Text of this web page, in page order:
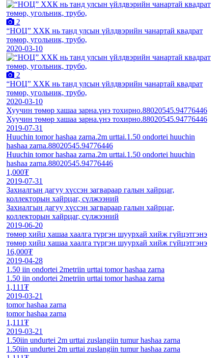
2
“НОЦ” ХХК нь танд улсын үйлдвэрийн чанартай квадрат
төмөр, угольник, трубо,
2020-03-10
2
“НОЦ” ХХК нь танд улсын үйлдвэрийн чанартай квадрат
төмөр, угольник, трубо,
2020-03-10
Хуучин төмөр хашаа зарна.үнэ тохирно.88020545.94776446
Хуучин төмөр хашаа зарна.үнэ тохирно.88020545.94776446
2019-07-31
Huuchin tomor hashaa zarna.2m urttai.1.50 ondortei huuchin
hashaa zarna.88020545.94776446
Huuchin tomor hashaa zarna.2m urttai.1.50 ondortei huuchin
hashaa zarna.88020545.94776446
1,000₮
2019-07-31
Захиалгын дагуу хүссэн загвараар галын хайрцаг,
коллекторын хайрцаг, сүлжээний
Захиалгын дагуу хүссэн загвараар галын хайрцаг,
коллекторын хайрцаг, сүлжээний
2019-06-20
төмөр хийц хашаа хаалга түргэн шуурхай хийж гүйцэтгэнэ
төмөр хийц хашаа хаалга түргэн шуурхай хийж гүйцэтгэнэ
16,000₮
2019-04-28
1.50 iin ondortei 2metriin urttai tomor hashaa zarna
1.50 iin ondortei 2metriin urttai tomor hashaa zarna
1,111₮
2019-03-21
tomor hashaa zarna
tomor hashaa zarna
1,111₮
2019-03-21
1.50iin undurtei 2m urttai zuslangiin tumur hashaa zarna
1.50iin undurtei 2m urttai zuslangiin tumur hashaa zarna